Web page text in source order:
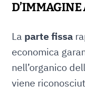
La parte fissa
economica
nell’organico
viene